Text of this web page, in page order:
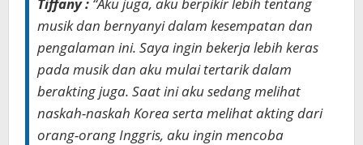
musik dan bernyanyi dalam kesempatan dan
pengalaman ini. Saya ingin bekerja lebih keras
pada musik dan aku mulai tertarik dalam
berakting juga. Saat ini aku sedang melihat
naskah-naskah Korea serta melihat akting dari
orang-orang Inggris, aku ingin mencoba